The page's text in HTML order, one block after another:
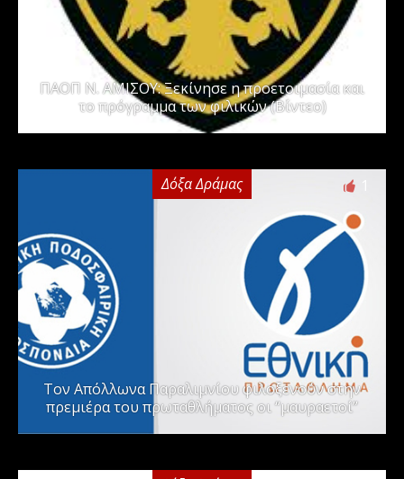
ΠΑΟΠ Ν. ΑΜΙΣΟΥ: Ξεκίνησε η προετοιμασία και
το πρόγραμμα των φιλικών (Βίντεο)
Δόξα Δράμας
Τον Απόλλωνα Παραλιμνίου φιλοξενούν στην
πρεμιέρα του πρωταθλήματος οι “μαυραετοί”